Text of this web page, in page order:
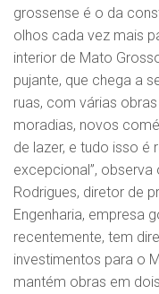
grossense é o da
olhos cada vez mais
interior de Mato
pujante, que chega a
ruas, com várias
moradias, novos
de lazer, e tudo isso
excepcional”, observa
Rodrigues, diretor de
Engenharia, empresa
recentemente, tem
investimentos para o
mantém obras em